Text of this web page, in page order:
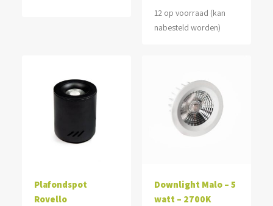
12 op voorraad (kan
nabesteld worden)
Plafondspot
Rovello
Downlight Malo – 5
watt – 2700K